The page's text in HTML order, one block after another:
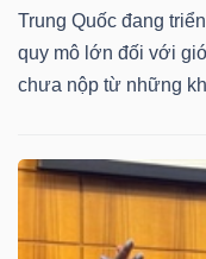
Trung Quốc đang
quy mô lớn đối với
chưa nộp từ những
CHĂM
SÓC
KHỎE